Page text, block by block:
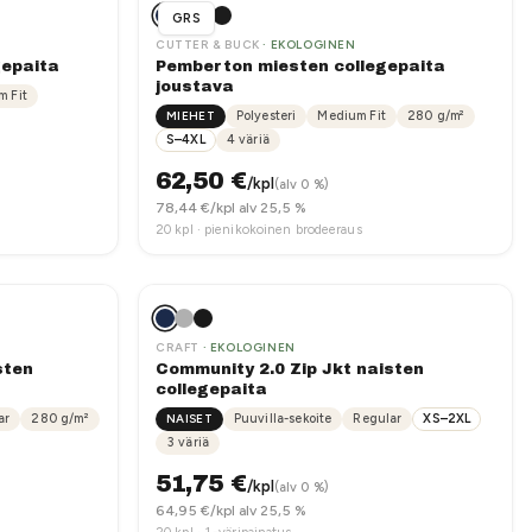
Valitsemme tekniikan logon, tuotteen pinnan ja
Fit
GRS
CUTTER & BUCK · EKOLOGINEN
Pemberton miesten collegepaita
joustava
MIEHET Polyesteri Medium Fit 280 g/m²
S–4XL
4väriä
62,50€/kpl (alv 0 %)
78,44 €/kpl alv 25,5 %
20 kpl · pienikokoinen brodeeraus
280g/m²
CRAFT · EKOLOGINEN
Community 2.0 Zip Jkt naisten
collegepaita
NAISET Puuvilla-sekoite Regular
XS–2XL
3 väriä
51,75€/kpl (alv 0 %)
64,95 €/kpl alv 25,5 %